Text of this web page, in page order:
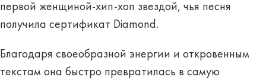
первой женщиной-хип-хоп звездой, чья песня
получила сертификат Diamond.
Благодаря своеобразной энергии и откровенным
текстам она быстро превратилась в самую